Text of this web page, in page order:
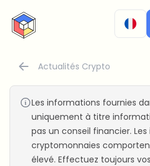
CryptoTicker
Actualités Crypto
Les informations fournies
uniquement à titre
pas un conseil financier.
cryptomonnaies
élevé. Effectuez toujours